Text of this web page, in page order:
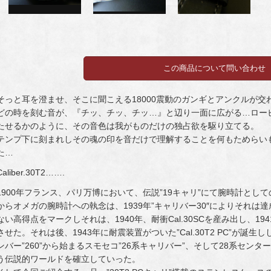
っと耳を澄ませ、そこに聞こえる18000震動のガンギとアンクルが
の時を刻む音が、『チッ、チッ、チッ…』と辺り一面に広がる…ロー
せるかのように、その音色は我がものだけの独占欲を駆り立てる。
ンプ下に刻まれしその魂の印を音だけで理解することを何もためら
…
年フランス、パリ万博において、伝説”19キャリ”にて腕時計とし
らオメガの腕時計への執念は、1939年”キャリバー30″によりそれは
い高得点をマークしそれは、1940年、耐衝Cal.30SCを産み出し、
せた。それは後、1943年に耐震装置がついた”Cal.30T2 PC”が誕生
バー”260”から始まるスモセコ”26系キャリバー”、そして28系センタ
伝説的ワールドを確立していった。